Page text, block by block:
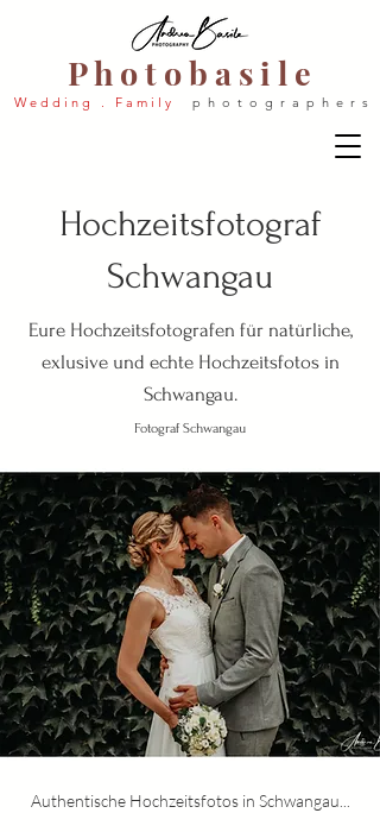
P h o t o b a s i l e
W e d d i n g . F a m i l y p h o t o g r a p h e r s
Hochzeitsfotograf
Schwangau
Eure Hochzeitsfotografen für natürliche,
exlusive und echte Hochzeitsfotos in
Schwangau.
Fotograf Schwangau
Authentische Hochzeitsfotos in Schwangau